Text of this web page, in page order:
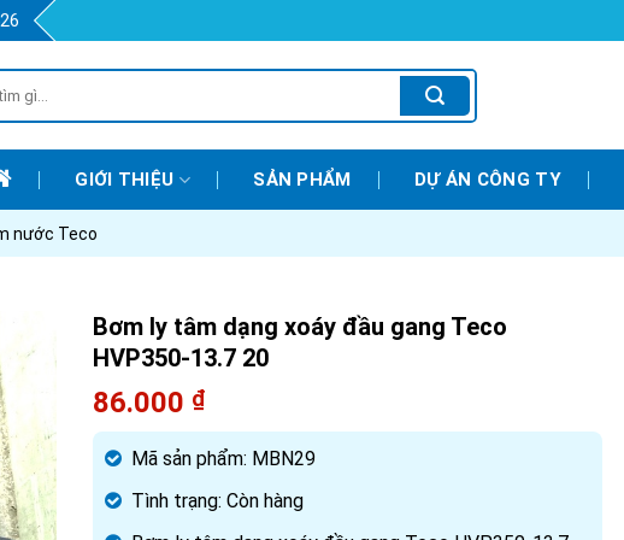
GIỚI THIỆU SẢN PHẨM DỰ ÁN CÔNG TY
nước Teco
Bơm ly tâm dạng xoáy đầu gang Teco
HVP350-13.7 20
86.000 ₫
Mã sản phẩm: MBN29
Tình trạng: Còn hàng